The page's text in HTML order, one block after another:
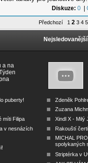
Diskuze: 0|
Předchozí 1 2 3 4 5
a na
puberty!
míti Filipa
v nesnázích
Zdeněk
Zuzana
Xindl X - Milý
Rakouští
MICHAL
spolykaných
Striptérka v